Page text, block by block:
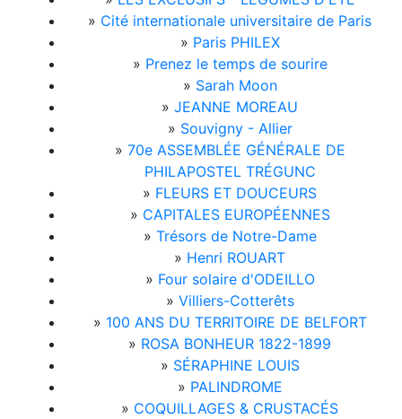
» Cité internationale universitaire de Paris
» Paris PHILEX
» Prenez le temps de sourire
» Sarah Moon
» JEANNE MOREAU
» Souvigny - Allier
» 70e ASSEMBLÉE GÉNÉRALE DE
PHILAPOSTEL TRÉGUNC
» FLEURS ET DOUCEURS
» CAPITALES EUROPÉENNES
» Trésors de Notre-Dame
» Henri ROUART
» Four solaire d'ODEILLO
» Villiers-Cotterêts
» 100 ANS DU TERRITOIRE DE BELFORT
» ROSA BONHEUR 1822-1899
» SÉRAPHINE LOUIS
» PALINDROME
» COQUILLAGES & CRUSTACÉS